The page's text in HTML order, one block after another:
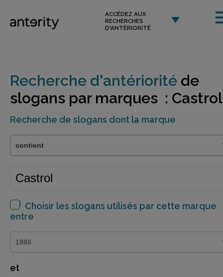
ACCÉDEZ AUX
RECHERCHES
D'ANTÉRIORITÉ
Recherche d'antériorité de
slogans par marques : Castrol
Recherche de slogans dont la marque
Choisir les slogans utilisés par cette marque
entre
et